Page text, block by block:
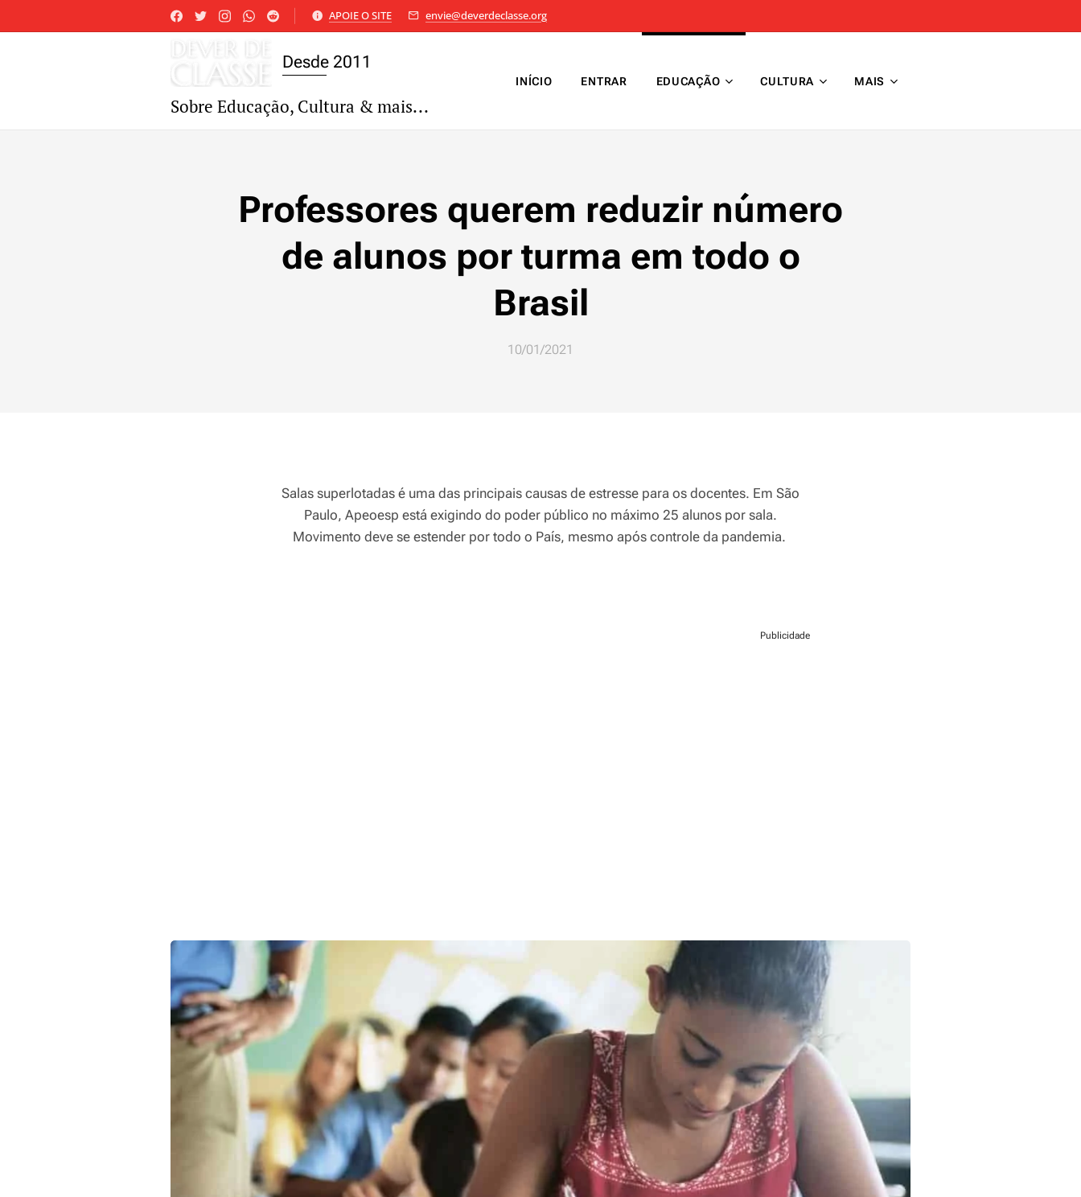
APOIE O SITE envie@deverdeclasse.org
Desde 2011
Sobre Educação, Cultura & mais...
INÍCIO ENTRAR EDUCAÇÃO CULTURA MAIS
Professores querem reduzir número
de alunos por turma em todo o
Brasil
10/01/2021
Salas superlotadas é uma das principais causas de estresse para os docentes. Em São
Paulo, Apeoesp está exigindo do poder público no máximo 25 alunos por sala.
Movimento deve se estender por todo o País, mesmo após controle da pandemia.
Publicidade